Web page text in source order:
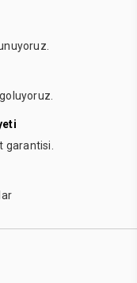
garantisi.